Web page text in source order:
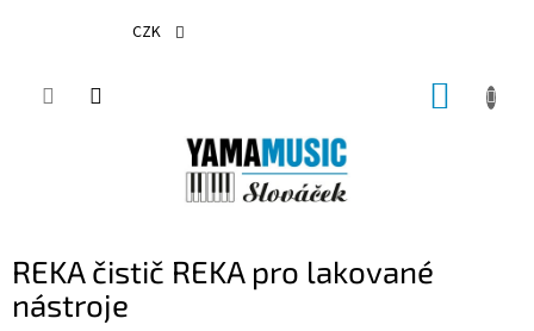
CZK
REKA čistič REKA pro lakované
nástroje